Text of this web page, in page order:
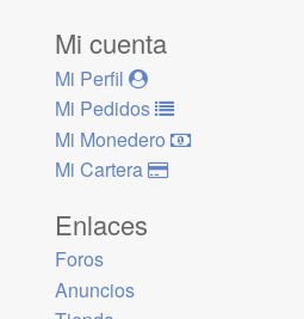
Mi cuenta
Mi Perfil
Mi Pedidos
Mi Monedero
Mi Cartera
Enlaces
Foros
Anuncios